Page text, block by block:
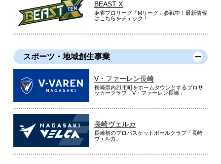
BEAST X
麻雀プロリーグ「Mリーグ」参戦中！最新情報
はこちらをチェック！
スポーツ・地域創生事業
V・ファーレン長崎
長崎県内21市町をホームタウンとするプロサ
ッカークラブ「V・ファーレン長崎」
長崎ヴェルカ
長崎初のプロバスケットボールクラブ「長崎
ヴェルカ」